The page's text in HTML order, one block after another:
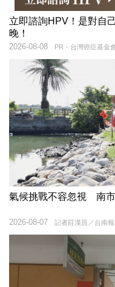
立即諮詢HPV！是對自
晚！
PR・台灣癌症基金
2026-08-08
氣候挑戰不容忽視 南
記者莊漢昌／台南報
2026-08-07